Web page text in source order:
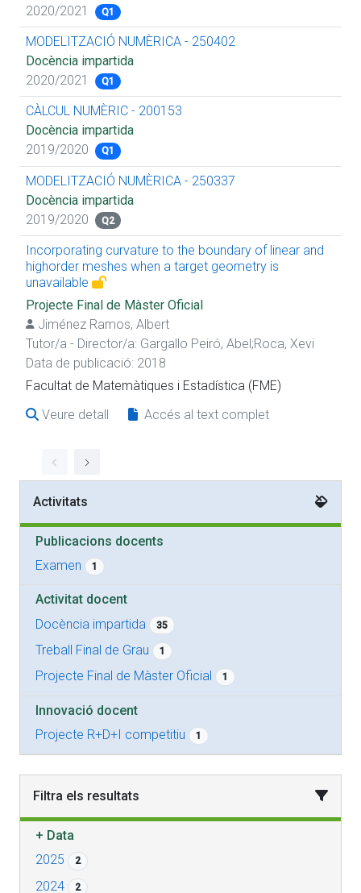
2020/2021
Q1
MODELITZACIÓ NUMÈRICA - 250402
Docència impartida
2020/2021
Q1
CÀLCUL NUMÈRIC - 200153
Docència impartida
2019/2020
Q1
MODELITZACIÓ NUMÈRICA - 250337
Docència impartida
2019/2020
Q2
Incorporating curvature to the boundary of linear and
highorder meshes when a target geometry is
unavailable
Projecte Final de Màster Oficial
Jiménez Ramos, Albert
Tutor/a - Director/a: Gargallo Peiró, Abel;Roca, Xevi
Data de publicació: 2018
Facultat de Matemàtiques i Estadística (FME)
Veure detall
Accés al text complet
Activitats
Publicacions docents
Examen
1
Activitat docent
Docència impartida
35
Treball Final de Grau 1
Projecte Final de Màster Oficial 1
Innovació docent
Projecte R+D+I competitiu
1
Filtra els resultats
+ Data
2025
2
2024 2